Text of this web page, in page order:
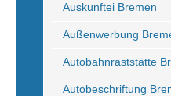
Auskunftei Bremen
Außenwerbung
Autobahnraststätte
Autobeschriftung